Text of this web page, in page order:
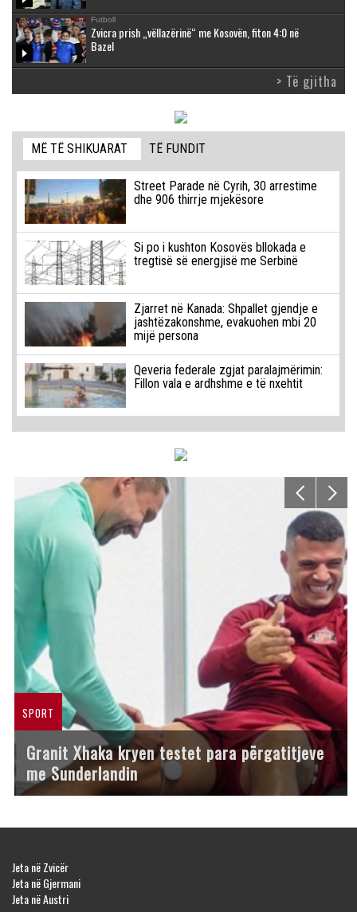
Futboll
Zvicra prish „vëllazërinë“ me Kosovën, fiton 4:0 në
Bazel
> Të gjitha
MË TË SHIKUARAT TË FUNDIT
Street Parade në Cyrih, 30 arrestime
dhe 906 thirrje mjekësore
Si po i kushton Kosovës bllokada e
tregtisë së energjisë me Serbinë
Zjarret në Kanada: Shpallet gjendje e
jashtëzakonshme, evakuohen mbi 20
mijë persona
Qeveria federale zgjat paralajmërimin:
Fillon vala e ardhshme e të nxehtit
SPORT
Granit Xhaka kryen testet para përgatitjeve
me Sunderlandin
Jeta në Zvicër
Jeta në Gjermani
Jeta në Austri